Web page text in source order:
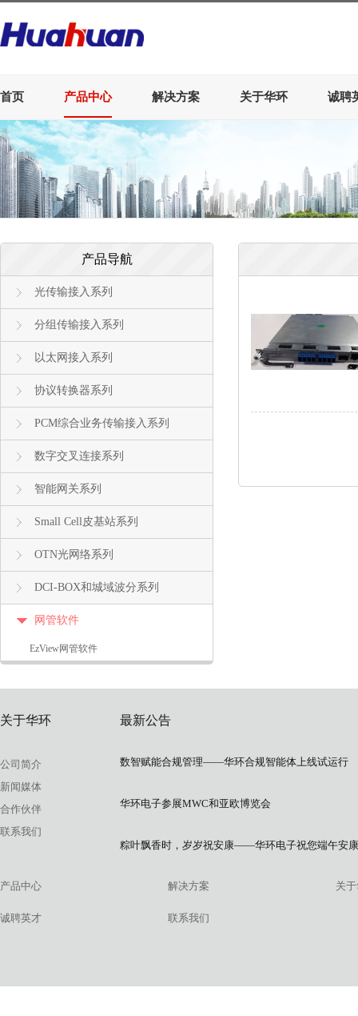
首页 产品中心 解决方案 关于华环 诚聘
产品导航
光传输接入系列
分组传输接入系列
以太网接入系列
协议转换器系列
PCM综合业务传输接入系列
数字交叉连接系列
智能网关系列
Small Cell皮基站系列
OTN光网络系列
DCI-BOX和城域波分系列
网管软件
EzView网管软件
关于华环
公司简介
新闻媒体
合作伙伴
联系我们
最新公告
数智赋能合规管理——华环合规智能体上线试运行
华环电子参展MWC和亚欧博览会
粽叶飘香时，岁岁祝安康——华环电子祝您端午安康
产品中心 解决方案 关
诚聘英才 联系我们